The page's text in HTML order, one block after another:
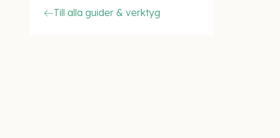
Till alla guider & verktyg